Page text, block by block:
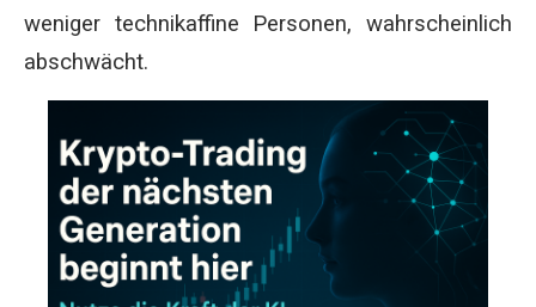
weniger technikaffine Personen, wahrscheinlich
abschwächt.